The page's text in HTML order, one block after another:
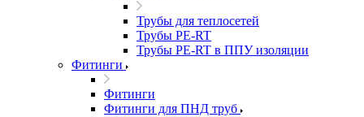
Трубы для теплосетей
Трубы PE-RT
Трубы PE-RT в ППУ изоляции
Фитинги
Фитинги
Фитинги для ПНД труб